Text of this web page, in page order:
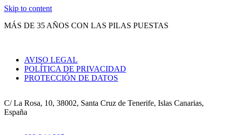
Skip to content
MÁS DE 35 AÑOS CON LAS PILAS PUESTAS
AVISO LEGAL
POLÍTICA DE PRIVACIDAD
PROTECCIÓN DE DATOS
C/ La Rosa, 10, 38002, Santa Cruz de Tenerife, Islas Canarias,
España